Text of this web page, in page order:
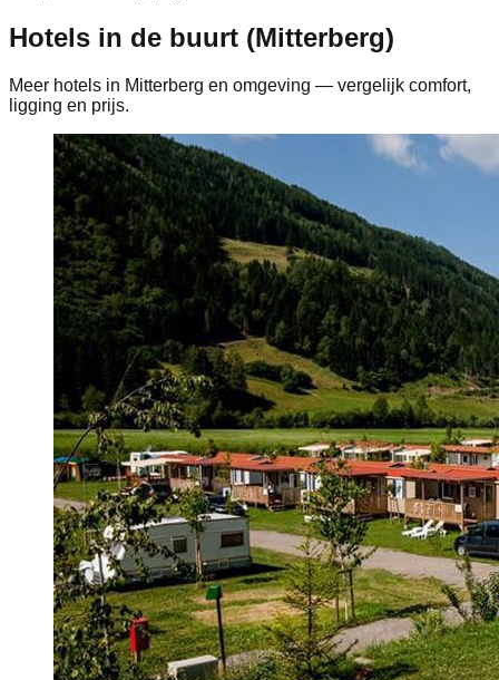
Hotels in de buurt (Mitterberg)
Meer hotels in Mitterberg en omgeving — vergelijk comfort,
ligging en prijs.